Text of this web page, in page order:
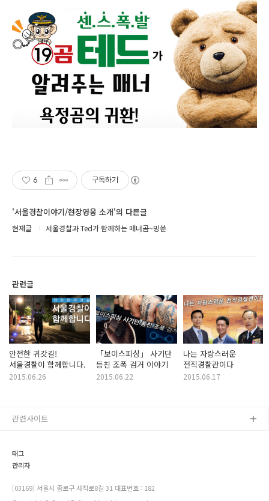
6 구독하기
'서울경찰이야기/현장영웅 소개'의 다른글
현재글 서울경찰과 Ted가 함께하는 매너곰~밍쑨
관련글
안전한 귀갓길!
서울경찰이 함께합니다.
2015.06.26
「보이스피싱」 사기단
등친 조폭 검거 이야기
2015.06.22
나는 자랑스러운
전직경찰관이다
2015.06.17
태그
관리자
[03169] 서울시 종로구 사직로8길 31 대표번호 : 182
관련사이트